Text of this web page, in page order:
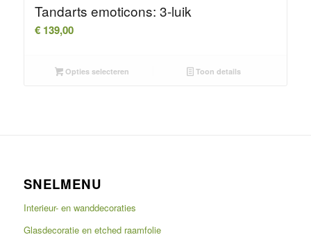
Tandarts emoticons: 3-luik
€139,00
Opties selecteren Toon details
SNELMENU
Interieur- en wanddecoraties
Glasdecoratie en etched raamfolie